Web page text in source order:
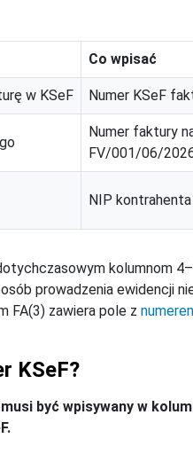
Co wpisać
w KSeF Numer KSeF
Numer faktury
FV/001/06/
NIP
kolumnom
prowadzenia ewidencji
FA(3) zawiera pole z
KSeF?
być wpisywany w